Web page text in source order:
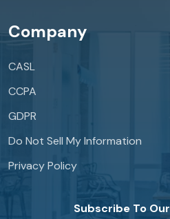
Company
CASL
CCPA
GDPR
Do Not Sell My Information
Privacy Policy
Subscribe To